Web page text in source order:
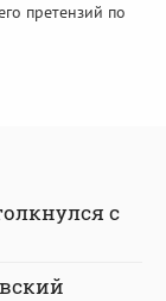
претензий по
с